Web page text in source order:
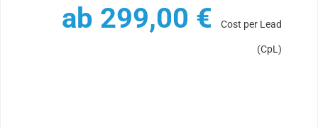
ab 299,00 € Cost per Lead
(CpL)